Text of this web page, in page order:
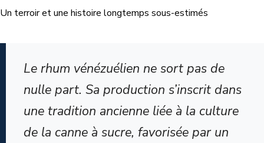
Un terroir et une histoire longtemps sous-estimés
Le rhum vénézuélien ne sort pas de
nulle part. Sa production s’inscrit dans
une tradition ancienne liée à la culture
de la canne à sucre, favorisée par un